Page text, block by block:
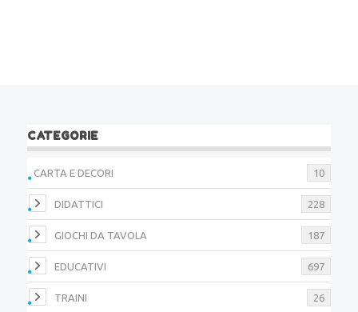
CATEGORIE
CARTA E DECORI 10
DIDATTICI 228
GIOCHI DA TAVOLA 187
EDUCATIVI 697
TRAINI 26